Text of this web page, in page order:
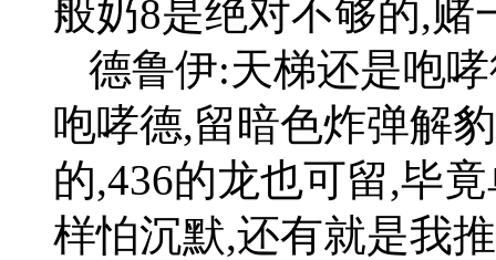
般奶8是绝对不够的,赌
德鲁伊:天梯还是咆
咆哮德,留暗色炸弹解
的,436的龙也可留,毕
样怕沉默,还有就是我